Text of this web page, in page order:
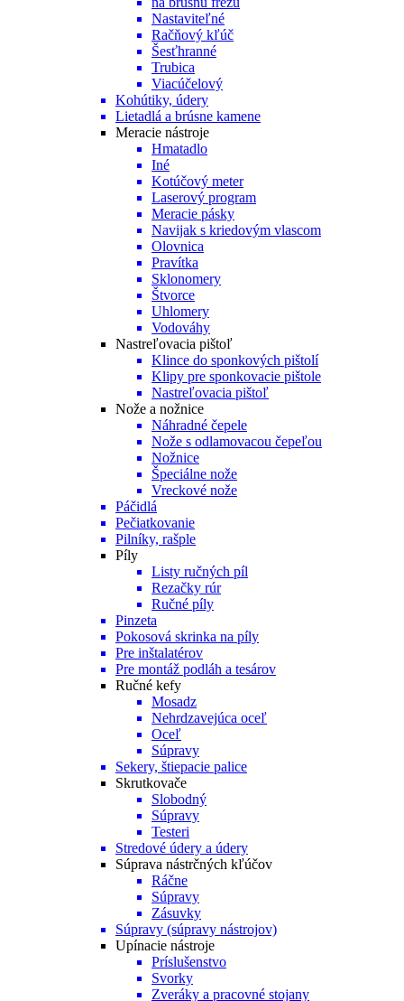
Nastaviteľné
Račňový kľúč
Šesťhranné
Trubica
Viacúčelový
Kohútiky, údery
Lietadlá a brúsne kamene
Meracie nástroje
Hmatadlo
Iné
Kotúčový meter
Laserový program
Meracie pásky
Navijak s kriedovým vlascom
Olovnica
Pravítka
Sklonomery
Štvorce
Uhlomery
Vodováhy
Nastreľovacia pištoľ
Klince do sponkových pištolí
Klipy pre sponkovacie pištole
Nastreľovacia pištoľ
Nože a nožnice
Náhradné čepele
Nože s odlamovacou čepeľou
Nožnice
Špeciálne nože
Vreckové nože
Páčidlá
Pečiatkovanie
Pilníky, rašple
Píly
Listy ručných píl
Rezačky rúr
Ručné píly
Pinzeta
Pokosová skrinka na píly
Pre inštalatérov
Pre montáž podláh a tesárov
Ručné kefy
Mosadz
Nehrdzavejúca oceľ
Oceľ
Súpravy
Sekery, štiepacie palice
Skrutkovače
Slobodný
Súpravy
Testeri
Stredové údery a údery
Súprava nástrčných kľúčov
Ráčne
Súpravy
Zásuvky
Súpravy (súpravy nástrojov)
Upínacie nástroje
Príslušenstvo
Svorky
Zveráky a pracovné stojany